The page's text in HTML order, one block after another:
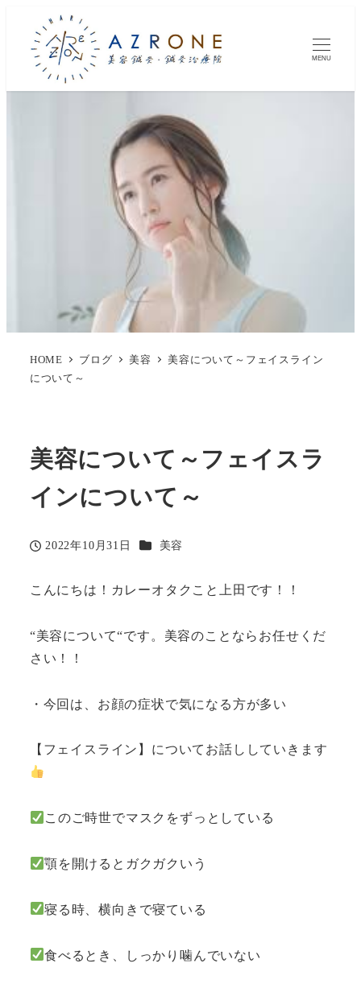
MENU
HOME ブログ 美容
美容について～フェイスライン
について～
美容について～フェイスラ
インについて～
投稿日
2022年10月31日 カテゴリー
美容
こんにちは！カレーオタクこと上田です！！
“美容について“です。美容のことならお任せくだ
さい！！
・今回は、お顔の症状で気になる方が多い
【フェイスライン】についてお話ししていきます
このご時世でマスクをずっとしている
顎を開けるとガクガクいう
寝る時、横向きで寝ている
食べるとき、しっかり噛んでいない